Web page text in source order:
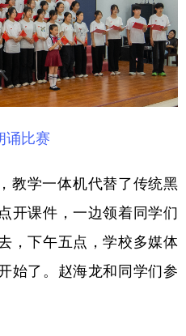
诵比赛
教学一体机代替了传统黑
开课件，一边领着同学们
，下午五点，学校多媒体
始了。赵海龙和同学们参